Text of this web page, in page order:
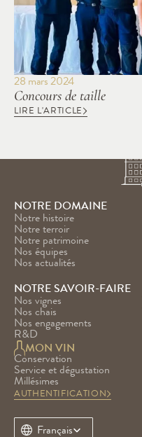
28 mars 2024
Concours de taille
LIRE L'ARTICLE
NOTRE DOMAINE
Notre histoire
Notre terroir
Notre patrimoine
Nos équipes
Nos actualités
NOTRE SAVOIR-FAIRE
Nos vignes
Nos chais
Nos engagements
R&D
MON VIN
Conservation
Service et dégustation
Millésimes
AUTHENTIFICATION
Select Language
Français